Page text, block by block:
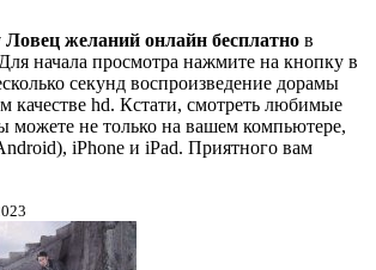
желаний онлайн бесплатно в
начала просмотра нажмите на кнопку в
секунд воспроизведение дорамы
качестве hd. Кстати, смотреть любимые
можете не только на вашем компьютере,
iPhone и iPad. Приятного вам